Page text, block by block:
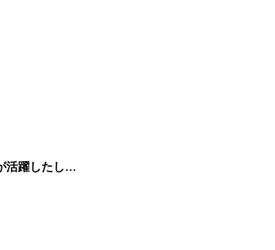
活躍したし…